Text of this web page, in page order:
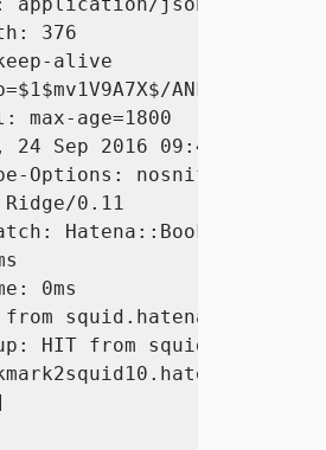
376
alive
max-age=1800
Sep 2016 09:41:38 GMT
Options: nosniff
Ridge/0.11
0ms
squid.hatena.ne.jp
HIT from